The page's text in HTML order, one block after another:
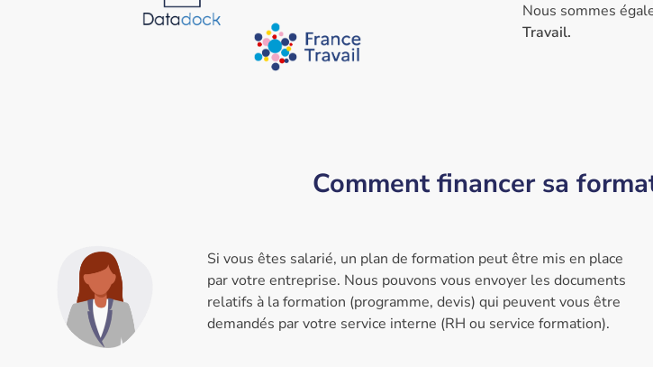
Nous sommes
Travail.
Comment financer sa
Si vous êtes salarié, un plan de formation peut être mis en place
par votre entreprise. Nous pouvons vous envoyer les documents
relatifs à la formation (programme, devis) qui peuvent vous être
demandés par votre service interne (RH ou service formation).